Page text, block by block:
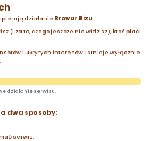
działanie Browar.Bizu.
(i za to, czego jeszcze nie widzisz), ktoś płaci
i ukrytych interesów. Istnieje wyłącznie
działanie serwisu.
dwa sposoby:
serwis.